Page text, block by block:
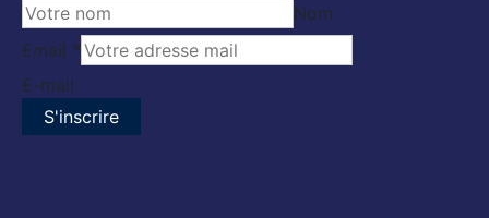
Nom
Email *
E-mail
S'inscrire